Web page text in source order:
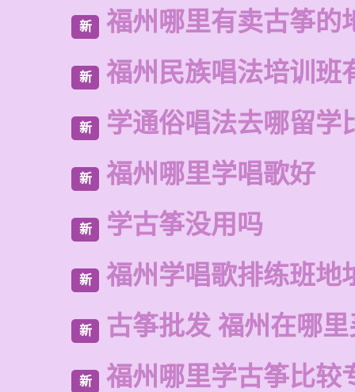
新 福州哪里有卖古筝的
新 福州民族唱法培训班
新 学通俗唱法去哪留学
新 福州哪里学唱歌好
新 学古筝没用吗
新 福州学唱歌排练班地
新 古筝批发 福州在哪
新 福州哪里学古筝比较